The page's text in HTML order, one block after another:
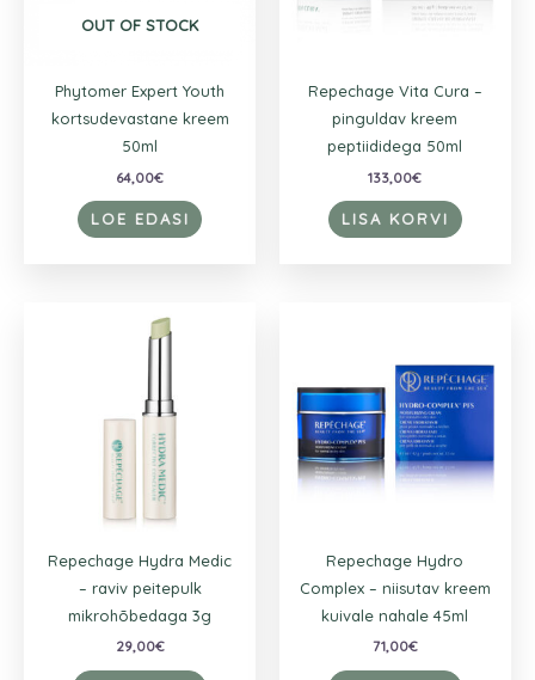
OUT OF STOCK
Phytomer Expert Youth
kortsudevastane kreem
50ml
64,00€
LOE EDASI
Repechage Vita Cura –
pinguldav kreem
peptiididega 50ml
133,00€
LISA KORVI
Repechage Hydra Medic
– raviv peitepulk
mikrohõbedaga 3g
29,00€
Repechage Hydro
Complex – niisutav kreem
kuivale nahale 45ml
71,00€